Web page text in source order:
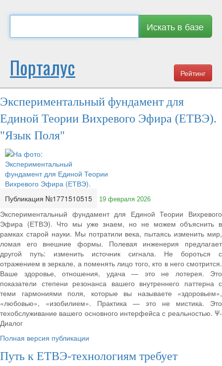
Искать в базе
Рейтинг
Порталус
Экспериментальный фундамент для
Единой Теории Вихревого Эфира (ЕТВЭ).
"Язык Поля"
Публикация №1771510515 19 февраля 2026
Экспериментальный фундамент для Единой Теории Вихревого
Эфира (ЕТВЭ). Что мы уже знаем, но не можем объяснить в
рамках старой науки. Мы потратили века, пытаясь изменить мир,
ломая его внешние формы. Полевая инженерия предлагает
другой путь: изменить источник сигнала. Не бороться с
отражением в зеркале, а поменять лицо того, кто в него смотрится.
Ваше здоровье, отношения, удача — это не лотерея. Это
показатели степени резонанса вашего внутреннего паттерна с
теми гармониями поля, которые вы называете «здоровьем»,
«любовью», «изобилием». Практика — это не мистика. Это
техобслуживание вашего основного интерфейса с реальностью. Ψ-
Диалог
Полная версия публикации
Путь к ЕТВЭ-технологиям требует